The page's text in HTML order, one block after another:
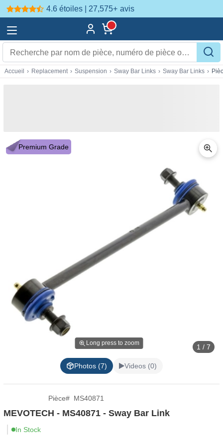
4.6 étoiles | 27,575+ avis
Accueil › Replacement › Suspension › Sway Bar Links › Sway Bar Links ›
Premium Grade
Long press to zoom 1 / 7
Photos (7) Videos (0)
Pièce# MS40871
MEVOTECH - MS40871 - Sway Bar Link
In Stock